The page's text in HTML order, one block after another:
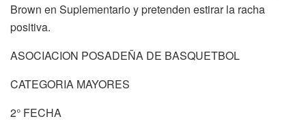
Brown en Suplementario y pretenden estirar la racha
positiva.
ASOCIACION POSADEÑA DE BASQUETBOL
CATEGORIA MAYORES
2° FECHA